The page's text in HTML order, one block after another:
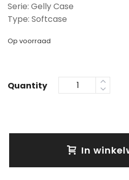
Serie: Gelly Case
Type: Softcase
Op voorraad
Quantity
In